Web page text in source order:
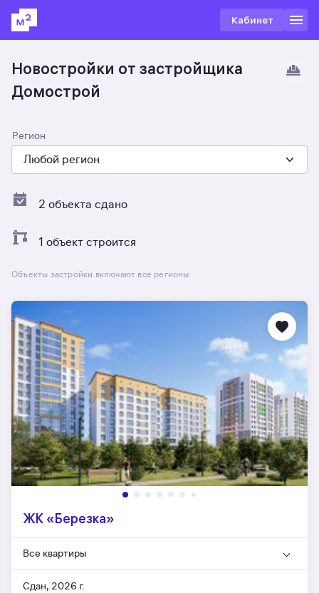
Кабинет
Новостройки от застройщика
Домострой
Регион
Любой регион
2 объекта сдано
1 объект строится
Объекты застройки включают все регионы
ЖК «Березка»
Все квартиры
Сдан, 2026 г.